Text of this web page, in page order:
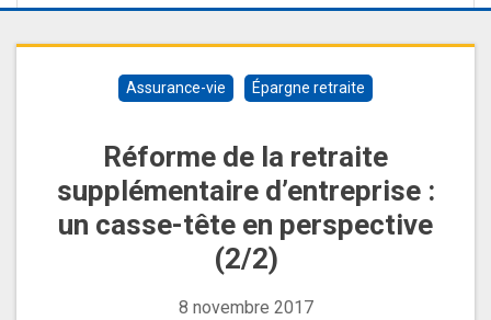
Assurance-vie Épargne retraite
Réforme de la retraite
supplémentaire d’entreprise :
un casse-tête en perspective
(2/2)
8 novembre 2017